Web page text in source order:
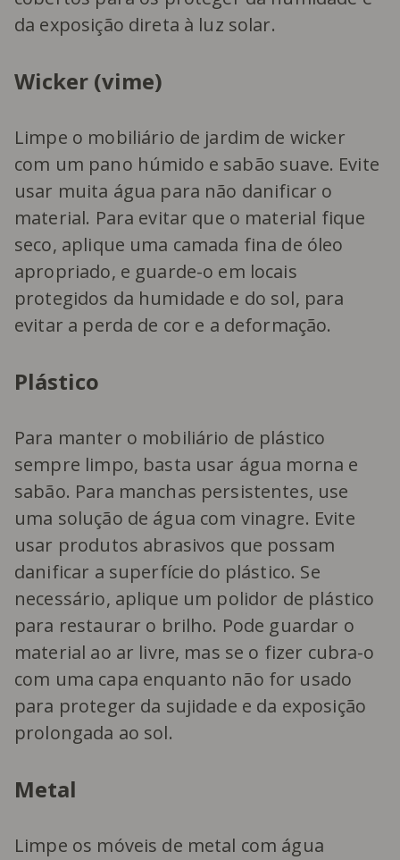
da exposição direta à luz solar.
Wicker (vime)
Limpe o mobiliário de jardim de wicker
com um pano húmido e sabão suave. Evite
usar muita água para não danificar o
material. Para evitar que o material fique
seco, aplique uma camada fina de óleo
apropriado, e guarde-o em locais
protegidos da humidade e do sol, para
evitar a perda de cor e a deformação.
Plástico
Para manter o mobiliário de plástico
sempre limpo, basta usar água morna e
sabão. Para manchas persistentes, use
uma solução de água com vinagre. Evite
usar produtos abrasivos que possam
danificar a superfície do plástico. Se
necessário, aplique um polidor de plástico
para restaurar o brilho. Pode guardar o
material ao ar livre, mas se o fizer cubra-o
com uma capa enquanto não for usado
para proteger da sujidade e da exposição
prolongada ao sol.
Metal
Limpe os móveis de metal com água